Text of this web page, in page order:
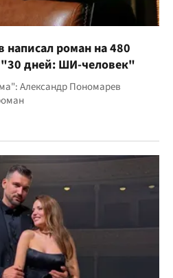
написал роман на 480
"30 дней: ШИ-человек"
Александр Пономарев